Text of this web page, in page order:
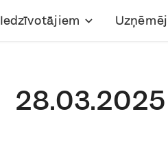
Iedzīvotājiem
28.03.2025